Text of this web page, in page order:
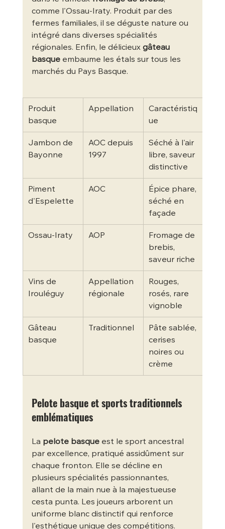
comme l'Ossau-Iraty. Produit par des
fermes familiales, il se déguste nature ou
intégré dans diverses spécialités
régionales. Enfin, le délicieux gâteau
basque embaume les étals sur tous les
marchés du Pays Basque.
Produit
basque
Appellation
Caractéristiq
ue
Jambon de
Bayonne
AOC depuis
1997
Séché à l'air
libre, saveur
distinctive
Piment
d'Espelette
AOC
Épice phare,
séché en
façade
Ossau-Iraty AOP
Fromage de
brebis,
saveur riche
Vins de
Irouléguy
Appellation
régionale
Rouges,
rosés, rare
vignoble
Gâteau
basque
Traditionnel
Pâte sablée,
cerises
noires ou
crème
Pelote basque et sports traditionnels
emblématiques
La pelote basque est le sport ancestral
par excellence, pratiqué assidûment sur
chaque fronton. Elle se décline en
plusieurs spécialités passionnantes,
allant de la main nue à la majestueuse
cesta punta. Les joueurs arborent un
uniforme blanc distinctif qui renforce
l'esthétique unique des compétitions.